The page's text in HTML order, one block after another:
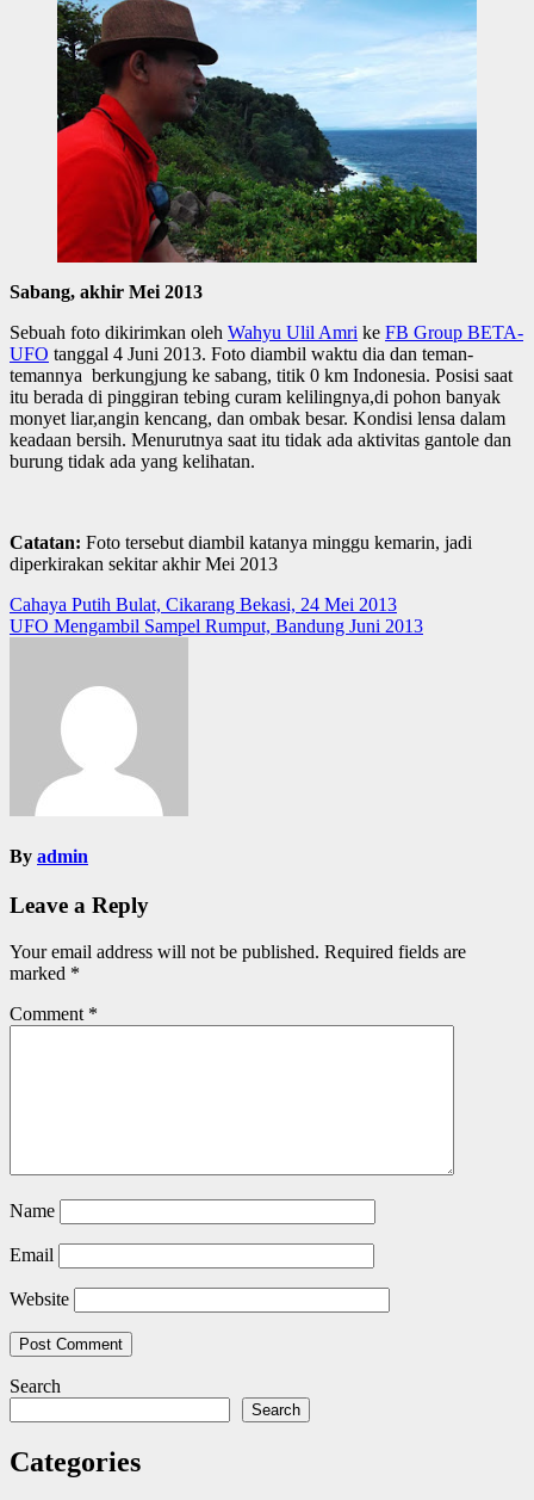
Sabang, akhir Mei 2013
Sebuah foto dikirimkan oleh Wahyu Ulil Amri ke FB Group BETA-
UFO tanggal 4 Juni 2013. Foto diambil waktu dia dan teman-
temannya berkungjung ke sabang, titik 0 km Indonesia. Posisi saat
itu berada di pinggiran tebing curam kelilingnya,di pohon banyak
monyet liar,angin kencang, dan ombak besar. Kondisi lensa dalam
keadaan bersih. Menurutnya saat itu tidak ada aktivitas gantole dan
burung tidak ada yang kelihatan.
Catatan: Foto tersebut diambil katanya minggu kemarin, jadi
diperkirakan sekitar akhir Mei 2013
Post
navigation
Cahaya Putih Bulat, Cikarang Bekasi, 24 Mei 2013
UFO Mengambil Sampel Rumput, Bandung Juni 2013
By admin
Leave a Reply
Your email address will not be published. Required fields are
marked *
Comment *
Name
Email
Website
Search
Search
Categories